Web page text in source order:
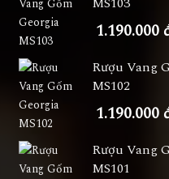
1.190.000
Rượu Vang
MS102
1.190.000
Rượu Vang
MS101